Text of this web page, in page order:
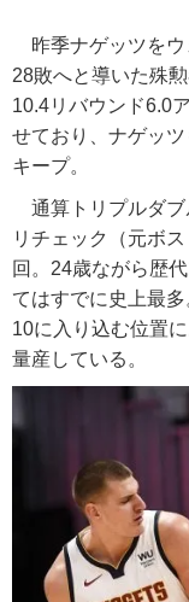
昨季ナゲッツをウ
28敗へと導いた殊
10.4リバウンド6.0
せており、ナゲッ
キープ。
通算トリプルダブ
リチェック（元ボ
回。24歳ながら歴
てはすでに史上最
10に入り込む位置
量産している。